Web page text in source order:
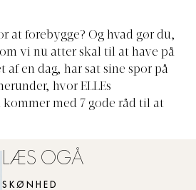
at forebygge? Og hvad gør du,
vi nu atter skal til at have på
af en dag, har sat sine spor på
hvor ELLEs
med 7 gode råd til at
LÆS OGÅ
SKØNHED